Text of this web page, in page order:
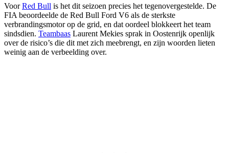
VoorRed Bull is het dit seizoen precies het tegenovergestelde. De
FIA beoordeelde de Red Bull Ford V6 als de sterkste
verbrandingsmotor op de grid, en dat oordeel blokkeert het team
sindsdien. Teambaas Laurent Mekies sprak in Oostenrijk openlijk
over de risico’s die dit met zich meebrengt, en zijn woorden lieten
weinig aan de verbeelding over.